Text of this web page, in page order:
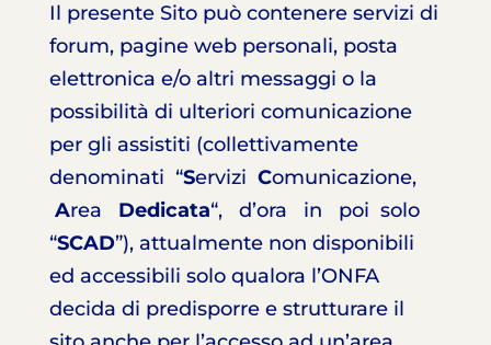
Il presente Sito può contenere servizi di
forum, pagine web personali, posta
elettronica e/o altri messaggi o la
possibilità di ulteriori comunicazione
per gli assistiti (collettivamente
denominati “Servizi Comunicazione,
Area Dedicata“, d’ora in poi solo
“SCAD”), attualmente non disponibili
ed accessibili solo qualora l’ONFA
decida di predisporre e strutturare il